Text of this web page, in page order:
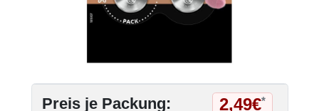
Preis je Packung: 2,49€*